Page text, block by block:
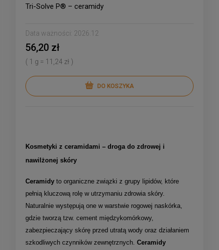
Tri-Solve P® – ceramidy
Data ważności: 2026.12
56,20 zł
( 1 g = 11,24 zł )
DO KOSZYKA
Kosmetyki z ceramidami – droga do zdrowej i
nawilżonej skóry
Ceramidy to organiczne związki z grupy lipidów, które
pełnią kluczową rolę w utrzymaniu zdrowia skóry.
Naturalnie występują one w warstwie rogowej naskórka,
gdzie tworzą tzw. cement międzykomórkowy,
zabezpieczający skórę przed utratą wody oraz działaniem
szkodliwych czynników zewnętrznych. Ceramidy